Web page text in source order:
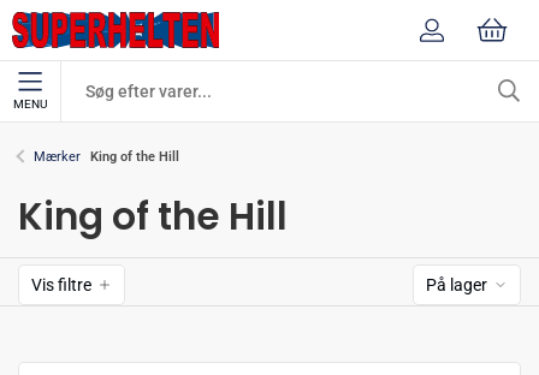
MENU
Mærker King of the Hill
King of the Hill
Vis filtre På lager